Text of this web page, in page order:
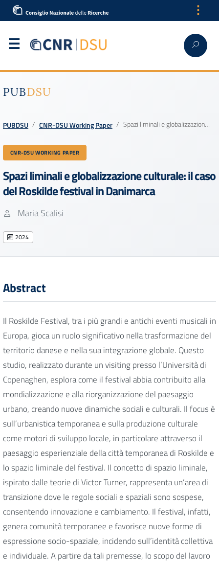
⋮
PUBDSU
PUBDSU CNR-DSU Working Paper Spazi liminali e globalizzazione culturale: il caso del Roskilde festival in Danimarca
CNR-DSU WORKING PAPER
Spazi liminali e globalizzazione culturale: il caso
del Roskilde festival in Danimarca
Maria Scalisi
2024
Abstract
Il Roskilde Festival, tra i più grandi e antichi eventi musicali in
Europa, gioca un ruolo significativo nella trasformazione del
territorio danese e nella sua integrazione globale. Questo
studio, realizzato durante un visiting presso l’Università di
Copenaghen, esplora come il festival abbia contribuito alla
mondializzazione e alla riorganizzazione del paesaggio
urbano, creando nuove dinamiche sociali e culturali. Il focus è
sull’urbanistica temporanea e sulla produzione culturale
come motori di sviluppo locale, in particolare attraverso il
paesaggio esperienziale della città temporanea di Roskilde e
lo spazio liminale del festival. Il concetto di spazio liminale,
ispirato dalle teorie di Victor Turner, rappresenta un’area di
transizione dove le regole sociali e spaziali sono sospese,
consentendo innovazione e cambiamento. Il festival, infatti,
genera comunità temporanee e favorisce nuove forme di
espressione socio-spaziale, incidendo sull’identità collettiva
e individuale. A partire da tali premesse, lo scopo del lavoro